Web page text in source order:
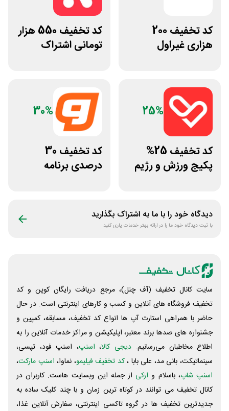
کد تخفیف 200
هزاری غیراول
کد تخفیف 550 هزار
تومانی اشتراک
25%
کد تخفیف 25%
پکیج ورزش و رژیم
30%
کد تخفیف 30
درصدی برنامه
دیدگاه خود را با ما به اشتراک بگذارید
با ثبت دیدگاه خود ما را در ارائه بهتر خدمات یاری کنید
سایت کانال تخفیف (آف چنل)، مرجع دریافت رایگان کوپن و کد
تخفیف فروشگاه های آنلاین و کسب و‌ کارهای اینترنتی است. در حال
حاضر با همراهی استارت آپ ها انواع کد تخفیف، مسابقه، کمپین و
جشنواره های صدها برند معتبر، اپلیکیشن و مراکز خدمات آنلاین را به
اطلاع مخاطبان می‌رسانیم. دیجی کالا، اسنپ، اسنپ فود، تپسی،
سینماتیکت، بانی مد، علی‌ بابا ،کد تخفیف فیلیمو، نماوا، اسنپ مارکت،
اسنپ شاپ، باسلام و ازکی از جمله این وبسایت ‌هاست. کاربران در
کانال تخفیف می توانند در کوتاه ترین زمان و با چند کلیک ساده به
جدیدترین تخفیف ها در گروه تاکسی اینترنتی، سفارش آنلاین غذا،